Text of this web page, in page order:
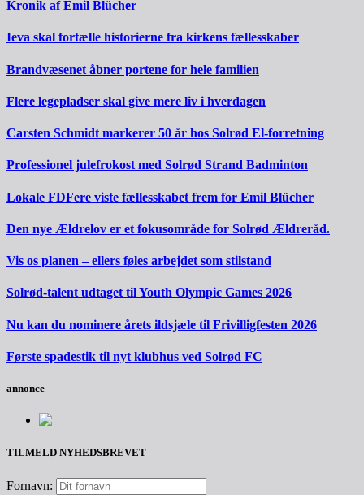
Kronik af Emil Blücher
Ieva skal fortælle historierne fra kirkens fællesskaber
Brandvæsenet åbner portene for hele familien
Flere legepladser skal give mere liv i hverdagen
Carsten Schmidt markerer 50 år hos Solrød El-forretning
Professionel julefrokost med Solrød Strand Badminton
Lokale FDFere viste fællesskabet frem for Emil Blücher
Den nye Ældrelov er et fokusområde for Solrød Ældreråd.
Vis os planen – ellers føles arbejdet som stilstand
Solrød-talent udtaget til Youth Olympic Games 2026
Nu kan du nominere årets ildsjæle til Frivilligfesten 2026
Første spadestik til nyt klubhus ved Solrød FC
annonce
TILMELD NYHEDSBREVET
Fornavn: